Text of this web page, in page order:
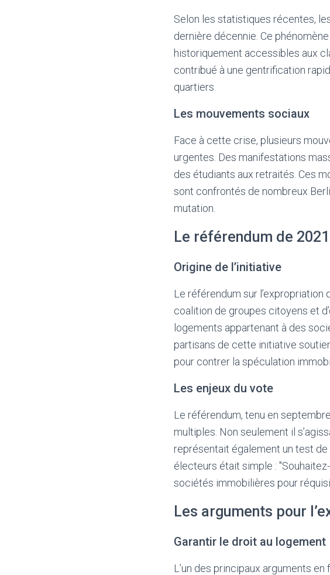
Selon les statistiques récentes,
dernière décennie. Ce
historiquement accessibles aux
contribué à une gentrification
quartiers.
Les mouvements sociaux
Face à cette crise, plusieurs
urgentes. Des manifestations
des étudiants aux retraités. Ces
sont confrontés de nombreux
mutation.
Le référendum de
Origine de l’initiative
Le référendum sur
coalition de groupes citoyens et
logements appartenant à des
partisans de cette initiative
pour contrer la spéculation
Les enjeux du vote
Le référendum, tenu en
multiples. Non seulement il
représentait également un test
électeurs était simple :
sociétés immobilières pour
Les arguments pour
Garantir le droit au logement
L’un des principaux arguments